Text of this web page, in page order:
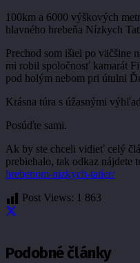
100km a 6000 výškových
hlavného hrebeňa Nízkych
Prechod som išiel po väčšine
mi robil spoločnosť kamarát
pod holým nebom pri útulni
Krásna túra s úžasnými
Posúďte sami.
Ak by ste chceli vidieť celý
prebiehalo, tak odkaz nájdete
hrebenom-nizkych-tatier/
Post Views: 1 863
Podobné články